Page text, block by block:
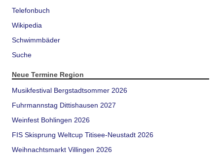
Telefonbuch
Wikipedia
Schwimmbäder
Suche
Neue Termine Region
Musikfestival Bergstadtsommer 2026
Fuhrmannstag Dittishausen 2027
Weinfest Bohlingen 2026
FIS Skisprung Weltcup Titisee-Neustadt 2026
Weihnachtsmarkt Villingen 2026